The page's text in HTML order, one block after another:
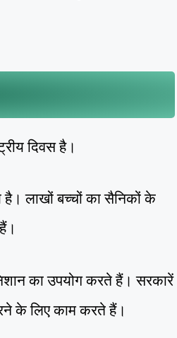
दिवस है।
है। लाखों बच्चों का सैनिकों के
का उपयोग करते हैं। सरकारें
के लिए काम करते हैं।